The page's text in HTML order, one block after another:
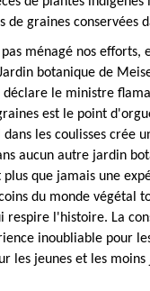
graines conservées
ménagé nos efforts,
botanique de
le ministre
est le point
les coulisses crée
aucun autre jardin
que jamais une
du monde végétal
respire l'histoire. La
inoubliable pour
les jeunes et les moins